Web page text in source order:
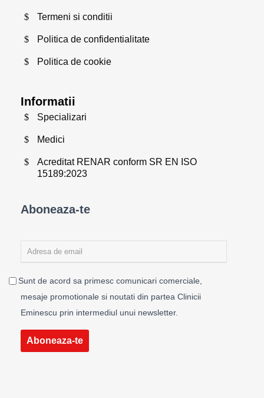
Termeni si conditii
Politica de confidentialitate
Politica de cookie
Informatii
Specializari
Medici
Acreditat RENAR conform SR EN ISO
15189:2023
Aboneaza-te
Sunt de acord sa primesc comunicari comerciale,
mesaje promotionale si noutati din partea Clinicii
Eminescu prin intermediul unui newsletter.
Aboneaza-te